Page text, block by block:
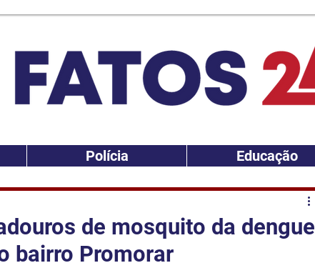
Polícia Educação
de mosquito da dengue
bairro Promorar